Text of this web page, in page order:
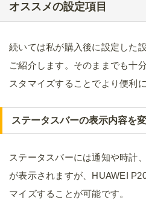
オススメの設定項目
続いては私が購入後に設定した
ご紹介します。そのままでも十
スタマイズすることでより便利
ステータスバーの表示内容を
ステータスバーには通知や時計
が表示されますが、HUAWEI
マイズすることが可能です。